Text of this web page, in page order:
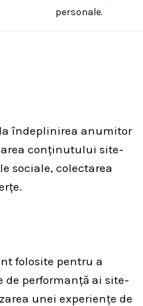
personale.
îndeplinirea anumitor
conținutului site-
sociale, colectarea
folosite pentru a
performanță ai site-
unei experiențe de